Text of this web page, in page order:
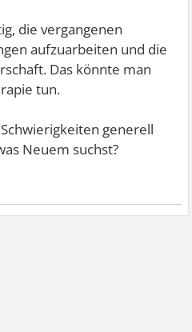
die vergangenen
aufzuarbeiten und die
Das könnte man
tun.
generell
Neuem suchst?